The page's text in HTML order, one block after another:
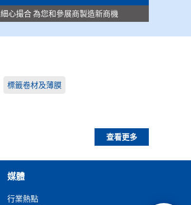
細心撮合 為您和參展商製造新商機
標籤卷材及薄膜
查看更多
媒體
行業熱點